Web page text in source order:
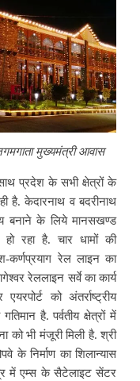
मुख्यमंत्री आवास
प्रदेश के सभी क्षेत्रों के
है. केदारनाथ व बदरीनाथ
बनाने के लिये मानसखण्ड
हो रहा है. चार धामों की
रेल लाइन का
रेललाइन सर्वे का कार्य
को अंतर्राष्ट्रीय
है. पर्वतीय क्षेत्रों में
को भी मंजूरी मिली है. श्री
के निर्माण का शिलान्यास
में एम्स के सैटेलाइट सेंटर